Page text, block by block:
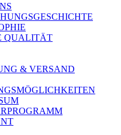
QUALITÄT
& VERSAND